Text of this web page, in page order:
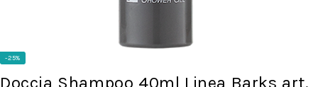
-25%
Doccia Shampoo 40ml Linea Barks art.